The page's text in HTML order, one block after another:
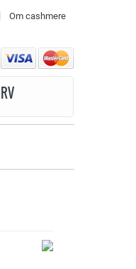
Om cashmere